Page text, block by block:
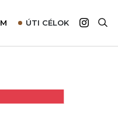
ÚTI CÉLOK
Afrika